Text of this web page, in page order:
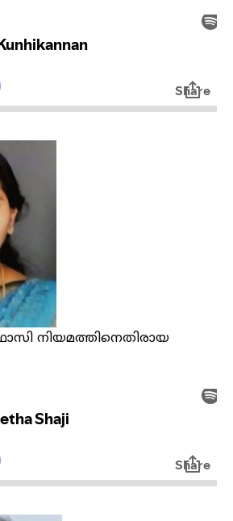
നിയമത്തിനെതിരായ